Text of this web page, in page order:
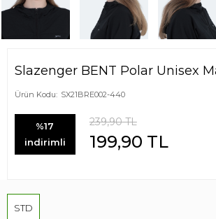
Slazenger BENT Polar Unisex
Ürün Kodu: SX21BRE002-440
%17
indirimli
239,90TL
199,90 TL
STD